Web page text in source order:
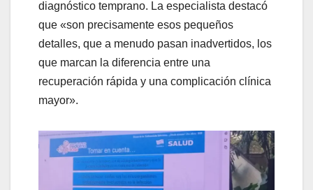
diagnóstico temprano. La especialista destacó
que «son precisamente esos pequeños
detalles, que a menudo pasan inadvertidos, los
que marcan la diferencia entre una
recuperación rápida y una complicación clínica
mayor».